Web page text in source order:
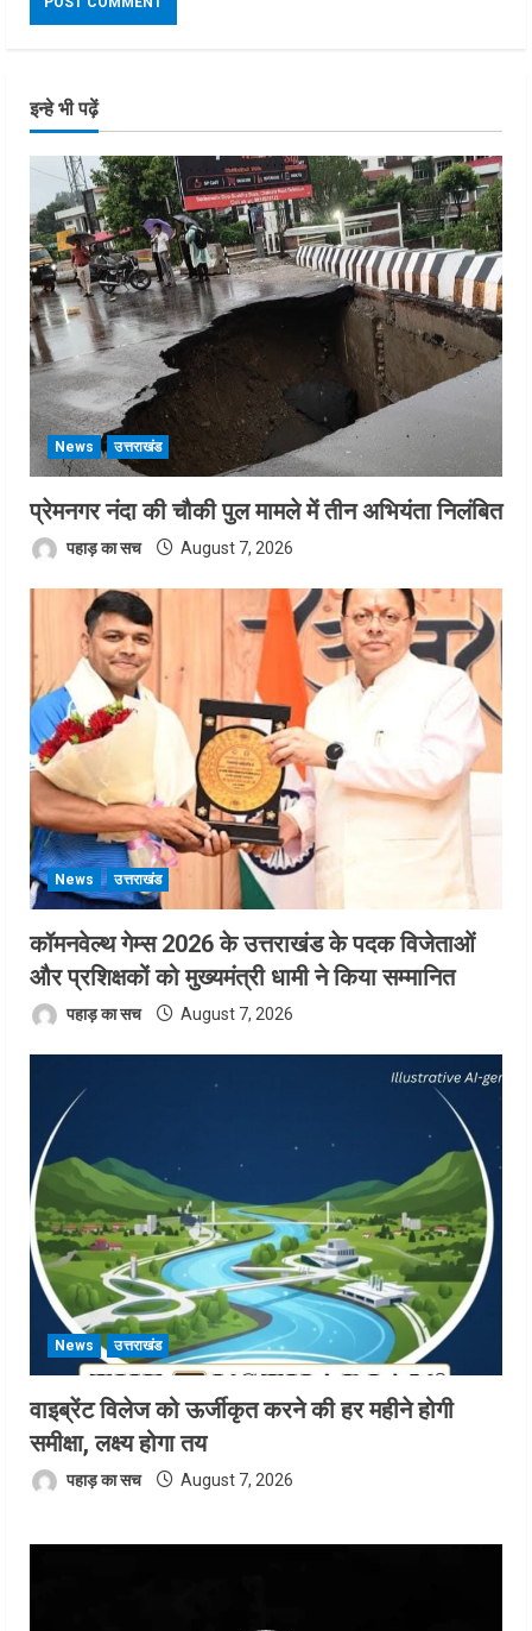
इन्हे भी पढ़ें
News उत्तराखंड
प्रेमनगर नंदा की चौकी पुल मामले में तीन अभियंता निलंबित
पहाड़ का सच August 7, 2026
News उत्तराखंड
कॉमनवेल्थ गेम्स 2026 के उत्तराखंड के पदक विजेताओं
और प्रशिक्षकों को मुख्यमंत्री धामी ने किया सम्मानित
पहाड़ का सच August 7, 2026
News उत्तराखंड
वाइब्रेंट विलेज को ऊर्जीकृत करने की हर महीने होगी
समीक्षा, लक्ष्य होगा तय
पहाड़ का सच August 7, 2026